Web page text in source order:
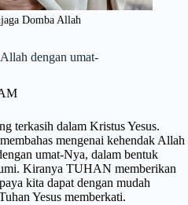
Domba Allah
dengan umat-
terkasih dalam Kristus Yesus.
mengenai kehendak Allah
umat-Nya, dalam bentuk
Kiranya TUHAN memberikan
kita dapat dengan mudah
Yesus memberkati.